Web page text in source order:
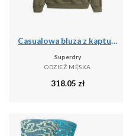
Casualowa bluza z kapturem Superdry Outdoor Supply Co
Superdry
ODZIEŻ MĘSKA
318.05 zł